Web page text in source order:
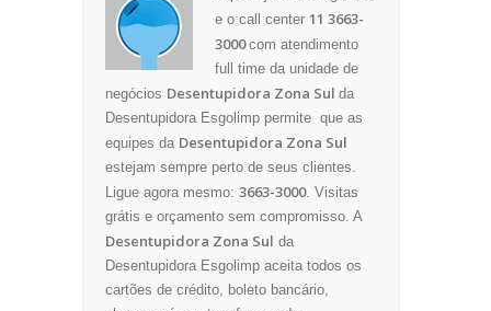
e o call center 11 3663-
3000com atendimento
full time da unidade de
negócios Desentupidora Zona Sul da
Desentupidora Esgolimp permite que as
equipes da Desentupidora Zona Sul
estejam sempre perto de seus clientes.
Ligue agora mesmo: 3663-3000. Visitas
grátis e orçamento sem compromisso. A
Desentupidora Zona Sul da
Desentupidora Esgolimp aceita todos os
cartões de crédito, boleto bancário,